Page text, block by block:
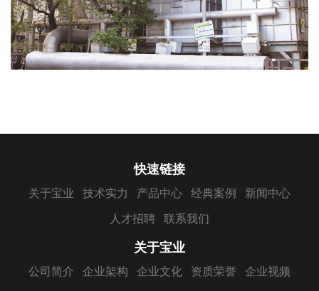
快速链接
关于宝业 技术实力 产品中心 经典案例 新闻中心
人才招聘 联系我们
关于宝业
公司简介 企业架构 企业文化 资质荣誉 企业视频